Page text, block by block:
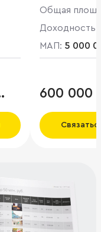
Общая
Доходность:
МАП: 5 000
600